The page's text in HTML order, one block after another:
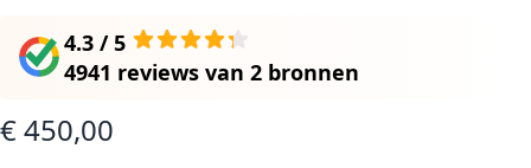
4.3 / 5
4941 reviews van 2 bronnen
€ 450,00